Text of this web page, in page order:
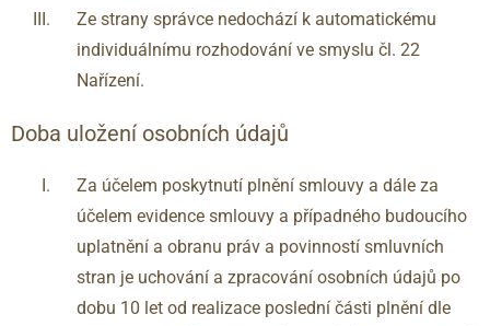
Ze strany správce nedochází k automatickému
individuálnímu rozhodování ve smyslu čl. 22
Nařízení.
Doba uložení osobních údajů
Za účelem poskytnutí plnění smlouvy a dále za
účelem evidence smlouvy a případného budoucího
uplatnění a obranu práv a povinností smluvních
stran je uchování a zpracování osobních údajů po
dobu 10 let od realizace poslední části plnění dle